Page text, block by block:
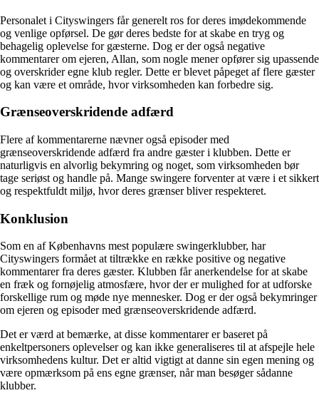
Personalet i Cityswingers får generelt ros for deres imødekommende
og venlige opførsel. De gør deres bedste for at skabe en tryg og
behagelig oplevelse for gæsterne. Dog er der også negative
kommentarer om ejeren, Allan, som nogle mener opfører sig upassende
og overskrider egne klub regler. Dette er blevet påpeget af flere gæster
og kan være et område, hvor virksomheden kan forbedre sig.
Grænseoverskridende adfærd
Flere af kommentarerne nævner også episoder med
grænseoverskridende adfærd fra andre gæster i klubben. Dette er
naturligvis en alvorlig bekymring og noget, som virksomheden bør
tage seriøst og handle på. Mange swingere forventer at være i et sikkert
og respektfuldt miljø, hvor deres grænser bliver respekteret.
Konklusion
Som en af Københavns mest populære swingerklubber, har
Cityswingers formået at tiltrække en række positive og negative
kommentarer fra deres gæster. Klubben får anerkendelse for at skabe
en fræk og fornøjelig atmosfære, hvor der er mulighed for at udforske
forskellige rum og møde nye mennesker. Dog er der også bekymringer
om ejeren og episoder med grænseoverskridende adfærd.
Det er værd at bemærke, at disse kommentarer er baseret på
enkeltpersoners oplevelser og kan ikke generaliseres til at afspejle hele
virksomhedens kultur. Det er altid vigtigt at danne sin egen mening og
være opmærksom på ens egne grænser, når man besøger sådanne
klubber.